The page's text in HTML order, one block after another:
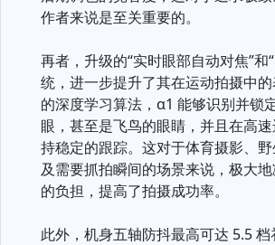
作者来说是至关重要的。
再者，升级的“实时眼部自动对焦”和
统，进一步提升了其在运动拍摄中
的深度学习算法，α1 能够识别并锁
眼，甚至是飞鸟的眼睛，并且在高
持稳定的跟踪。这对于体育摄影、
及需要抓拍瞬间的场景来说，极大
的负担，提高了拍摄成功率。
此外，机身五轴防抖最高可达 5.5